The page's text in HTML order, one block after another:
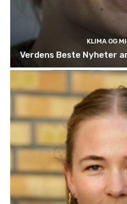
KLIMA OG
Verdens Beste Nyheter